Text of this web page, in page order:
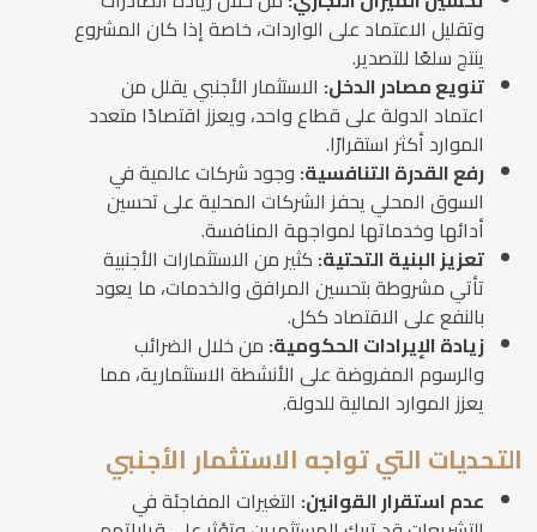
وتقليل الاعتماد على الواردات، خاصة إذا كان المشروع
ينتج سلعًا للتصدير.
تنويع مصادر الدخل: الاستثمار الأجنبي يقلل من
اعتماد الدولة على قطاع واحد، ويعزز اقتصادًا متعدد
الموارد أكثر استقرارًا.
رفع القدرة التنافسية: وجود شركات عالمية في
السوق المحلي يحفز الشركات المحلية على تحسين
أدائها وخدماتها لمواجهة المنافسة.
تعزيز البنية التحتية: كثير من الاستثمارات الأجنبية
تأتي مشروطة بتحسين المرافق والخدمات، ما يعود
بالنفع على الاقتصاد ككل.
زيادة الإيرادات الحكومية: من خلال الضرائب
والرسوم المفروضة على الأنشطة الاستثمارية، مما
يعزز الموارد المالية للدولة.
التحديات التي تواجه الاستثمار الأجنبي
عدم استقرار القوانين: التغيرات المفاجئة في